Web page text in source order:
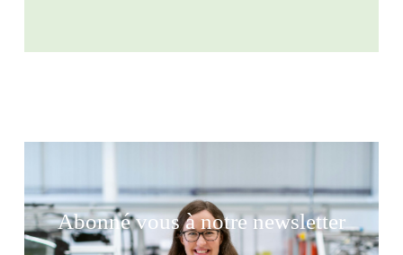
Abonné vous à notre newsletter